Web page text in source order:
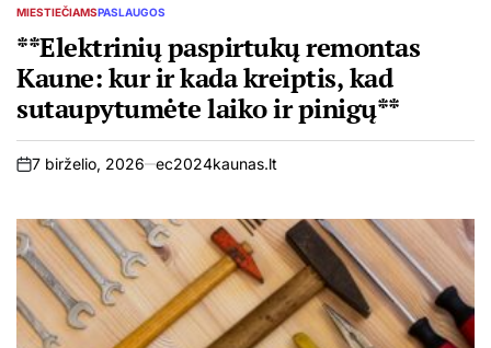
POSTED
IN
MIESTIEČIAMSPASLAUGOS
**Elektrinių paspirtukų remontas
Kaune: kur ir kada kreiptis, kad
sutaupytumėte laiko ir pinigų**
on
7 birželio, 2026 ec2024kaunas.lt